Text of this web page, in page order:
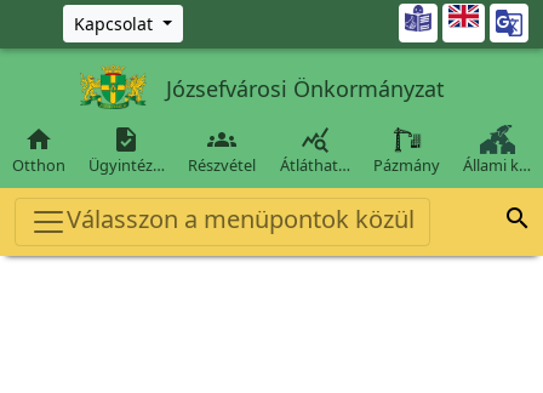
Ugrás a fő tartalomra
Kapcsolat 
Józsefvárosi Önkormányzat

Otthon

Ügyintéz…

Részvétel

Átláthat… Pázmány Állami k…
Válasszon a menüpontok közül 